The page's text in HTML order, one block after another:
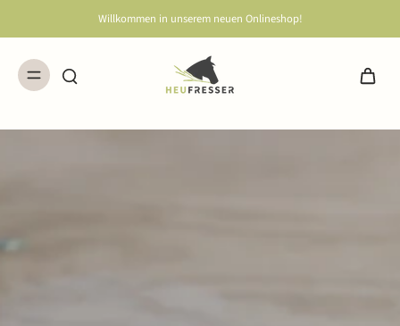
Willkommen in unserem neuen Onlineshop!